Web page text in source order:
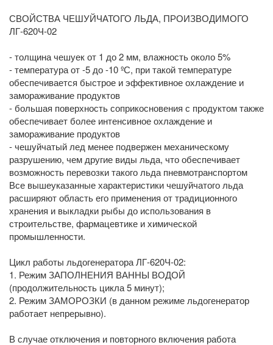
СВОЙСТВА ЧЕШУЙЧАТОГО ЛЬДА, ПРОИЗВОДИМОГО
ЛГ-620Ч-02
- толщина чешуек от 1 до 2 мм, влажность около 5%
- температура от -5 до -10 ºС, при такой температуре
обеспечивается быстрое и эффективное охлаждение и
замораживание продуктов
- большая поверхность соприкосновения с продуктом также
обеспечивает более интенсивное охлаждение и
замораживание продуктов
- чешуйчатый лед менее подвержен механическому
разрушению, чем другие виды льда, что обеспечивает
возможность перевозки такого льда пневмотранспортом
Все вышеуказанные характеристики чешуйчатого льда
расширяют область его применения от традиционного
хранения и выкладки рыбы до использования в
строительстве, фармацевтике и химической
промышленности.
Цикл работы льдогенератора ЛГ-620Ч-02:
1. Режим ЗАПОЛНЕНИЯ ВАННЫ ВОДОЙ
(продолжительность цикла 5 минут);
2. Режим ЗАМОРОЗКИ (в данном режиме льдогенератор
работает непрерывно).
В случае отключения и повторного включения работа